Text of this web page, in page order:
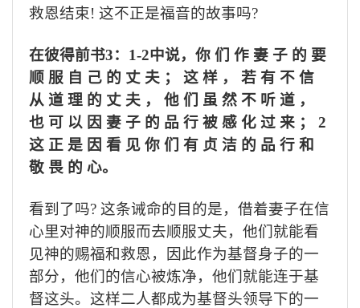
救恩结束! 这不正是福音的故事吗?
在彼得前书3： 1-2中说，你 们 作 妻 子 的 要
顺 服 自 己 的 丈 夫 ； 这 样 ， 若 有 不 信
从 道 理 的 丈 夫 ， 他 们 虽 然 不 听 道 ，
也 可 以 因 妻 子 的 品 行 被 感 化 过 来 ；
2
这 正 是 因 看 见 你 们 有 贞 洁 的 品 行 和
敬 畏 的 心。
看到了吗? 这条诫命的目的是，借着妻子在信
心里对神的顺服而去顺服丈夫， 他们就能看
见神的赐福和救恩，
因此作为基督身子的一
部分，他们的信心被炼净，他们就能连于基
督这头。这样二人都成为基督头领导下的一